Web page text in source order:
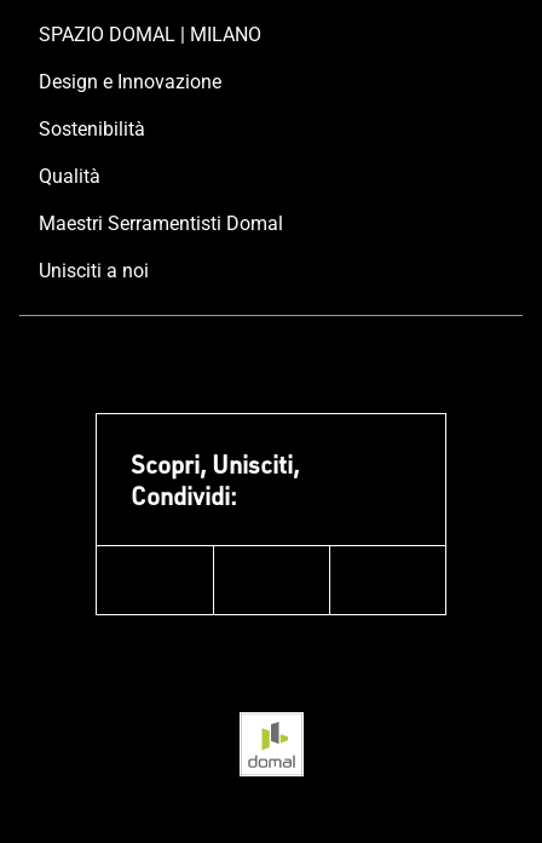
SPAZIO DOMAL | MILANO
Design e Innovazione
Sostenibilità
Qualità
Maestri Serramentisti Domal
Unisciti a noi
Scopri, Unisciti,
Condividi: